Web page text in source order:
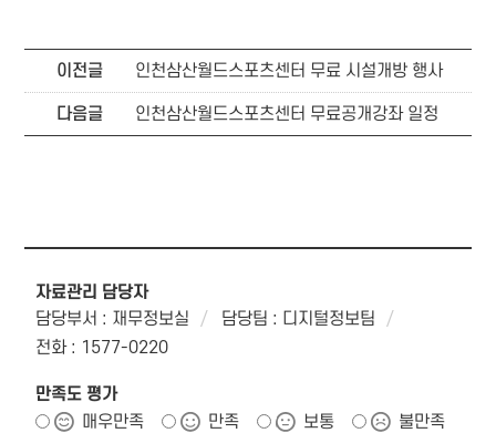
이전글 인천삼산월드스포츠센터 무료 시설개방 행사
다음글 인천삼산월드스포츠센터 무료공개강좌 일정
자료관리 담당자
담당부서 : 재무정보실
담당팀 : 디지털정보팀
전화 : 1577-0220
만족도 평가
매우만족
만족 보통
불만족